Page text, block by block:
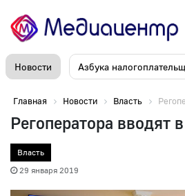
Новости Азбука
Главная Новости Власть
Регоператора вводят
Власть
29 января 2019